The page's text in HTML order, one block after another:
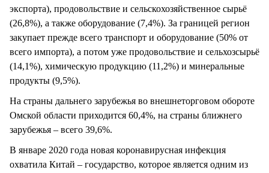
экспорта), продовольствие и сельскохозяйственное сырьё
(26,8%), а также оборудование (7,4%). За границей регион
закупает прежде всего транспорт и оборудование (50% от
всего импорта), а потом уже продовольствие и сельхозсырьё
(14,1%), химическую продукцию (11,2%) и минеральные
продукты (9,5%).
На страны дальнего зарубежья во внешнеторговом обороте
Омской области приходится 60,4%, на страны ближнего
зарубежья – всего 39,6%.
В январе 2020 года новая коронавирусная инфекция
охватила Китай – государство, которое является одним из